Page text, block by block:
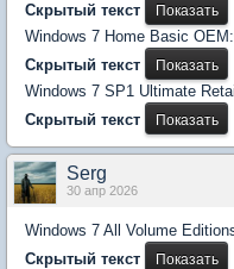
Скрытый текст
Windows 7 Home Basic
Скрытый текст
Windows 7 SP1 Ultimate Retail
Скрытый текст
Serg
30 апр 2026
Windows 7 All Volume
Скрытый текст